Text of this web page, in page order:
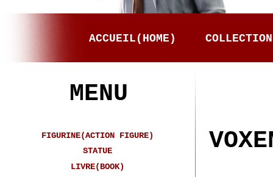
FIGURINE(ACTION FIGURE)
STATUE
LIVRE(BOOK)
MENU
ACCUEIL(HOME) COLLECTION